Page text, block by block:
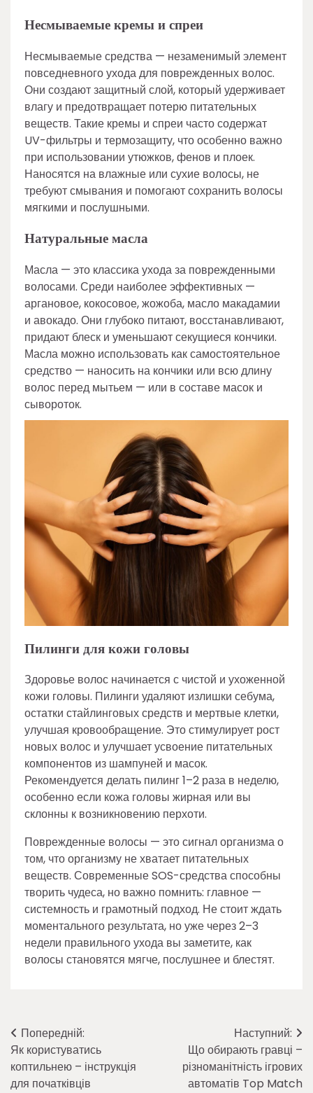
Несмываемые кремы и спреи
Несмываемые средства — незаменимый элемент
повседневного ухода для поврежденных волос.
Они создают защитный слой, который удерживает
влагу и предотвращает потерю питательных
веществ. Такие кремы и спреи часто содержат
UV-фильтры и термозащиту, что особенно важно
при использовании утюжков, фенов и плоек.
Наносятся на влажные или сухие волосы, не
требуют смывания и помогают сохранить волосы
мягкими и послушными.
Натуральные масла
Масла — это классика ухода за поврежденными
волосами. Среди наиболее эффективных —
аргановое, кокосовое, жожоба, масло макадамии
и авокадо. Они глубоко питают, восстанавливают,
придают блеск и уменьшают секущиеся кончики.
Масла можно использовать как самостоятельное
средство — наносить на кончики или всю длину
волос перед мытьем — или в составе масок и
сывороток.
Пилинги для кожи головы
Здоровье волос начинается с чистой и ухоженной
кожи головы. Пилинги удаляют излишки себума,
остатки стайлинговых средств и мертвые клетки,
улучшая кровообращение. Это стимулирует рост
новых волос и улучшает усвоение питательных
компонентов из шампуней и масок.
Рекомендуется делать пилинг 1–2 раза в неделю,
особенно если кожа головы жирная или вы
склонны к возникновению перхоти.
Поврежденные волосы — это сигнал организма о
том, что организму не хватает питательных
веществ. Современные SOS-средства способны
творить чудеса, но важно помнить: главное —
системность и грамотный подход. Не стоит ждать
моментального результата, но уже через 2–3
недели правильного ухода вы заметите, как
волосы становятся мягче, послушнее и блестят.
Навігація
записів
Попередній:
Як користуватись
коптильнею – інструкція
для початківців
Наступний:
Що обирають гравці –
різноманітність ігрових
автоматів Top Match